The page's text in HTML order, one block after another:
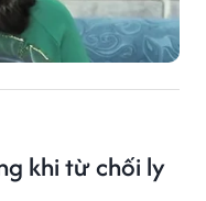
khi từ chối ly